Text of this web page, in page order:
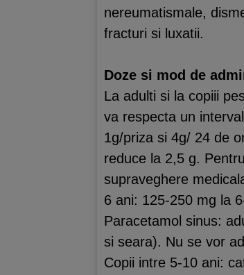
nereumatismale,
fracturi si luxatii.
Doze si mod de
La adulti si la copiii
va respecta un
1g/priza si 4g/ 24 de
reduce la 2,5 g.
supraveghere
6 ani: 125-250 mg la
Paracetamol sinus:
si seara). Nu se vor
Copii intre 5-10 ani: